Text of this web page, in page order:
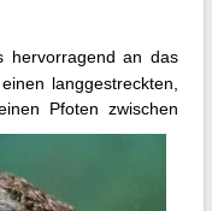
an das
langgestreckten,
Pfoten zwischen